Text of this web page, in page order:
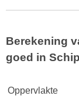
Berekening
goed in
Oppervlakte